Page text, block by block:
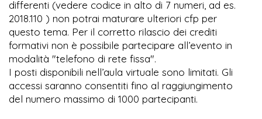
differenti (vedere codice in alto di 7 numeri, ad es.
2018.110 ) non potrai maturare ulteriori cfp per
questo tema. Per il corretto rilascio dei crediti
formativi non è possibile partecipare all’evento in
modalità "telefono di rete fissa".
I posti disponibili nell’aula virtuale sono limitati. Gli
accessi saranno consentiti fino al raggiungimento
del numero massimo di 1000 partecipanti.